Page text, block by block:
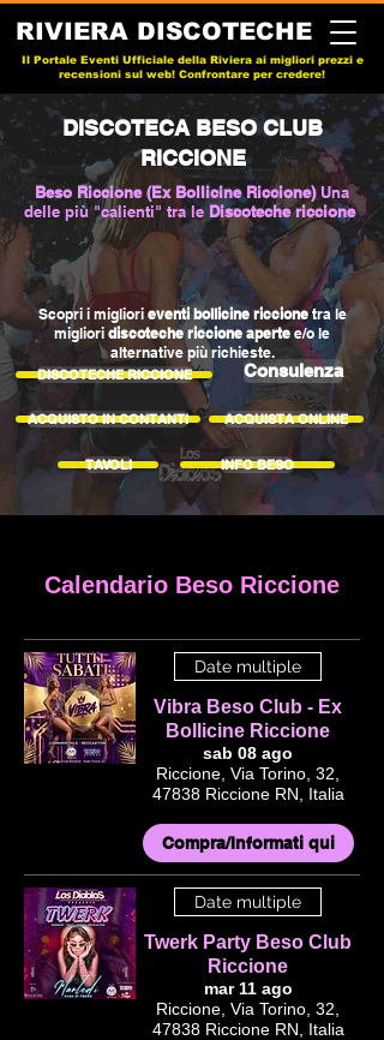
RIVIERA DISCOTECHE
Il Portale Eventi Ufficiale della Riviera ai migliori prezzi e
recensioni sul web! Confrontare per credere!
DISCOTECA BESO CLUB
RICCIONE
Beso Riccione (Ex Bollicine Riccione) Una
delle più "calienti" tra le Discoteche riccione
Scopri i migliori eventi bollicine riccionetra le
migliori discoteche riccione aperte e/o le
alternative più richieste.
DISCOTECHE RICCIONE Consulenza
ACQUISTO IN CONTANTI ACQUISTA ONLINE
TAVOLI INFO BESO
Calendario Beso Riccione
Date multiple
Vibra Beso Club - Ex
Bollicine Riccione
sab 08 ago
Riccione, Via Torino, 32,
47838 Riccione RN, Italia
Compra/Informati qui
Date multiple
Twerk Party Beso Club
Riccione
mar 11 ago
Riccione, Via Torino, 32,
47838 Riccione RN, Italia